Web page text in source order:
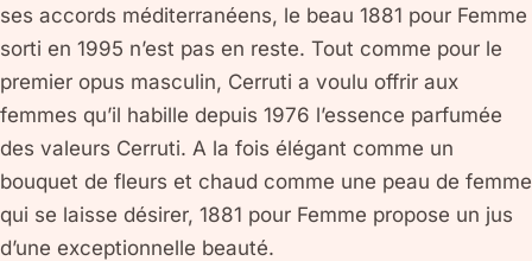
ses accords méditerranéens, le beau 1881 pour Femme
sorti en 1995 n’est pas en reste. Tout comme pour le
premier opus masculin, Cerruti a voulu offrir aux
femmes qu’il habille depuis 1976 l’essence parfumée
des valeurs Cerruti. A la fois élégant comme un
bouquet de fleurs et chaud comme une peau de femme
qui se laisse désirer, 1881 pour Femme propose un jus
d’une exceptionnelle beauté.